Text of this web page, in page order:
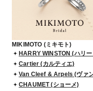
MIKIMOTO (ミキモト)
HARRY WINSTON (ハリ
Cartier (カルティエ)
Van Cleef & Arpels (ヴァ
CHAUMET (ショーメ)